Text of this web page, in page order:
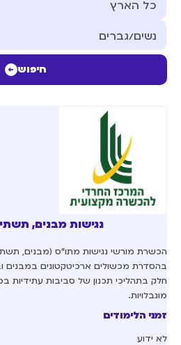
חיפוש
נגישות מבנים,
הכשרת מורשי נגישות מתו"ס (מבנים,
בהסדרת מכשולים ארכיטקטונים במבנים
חלק בתהליכי תכנון של סביבות עתידיות
מוגבלויות.
זמני הלימודים
לא ידוע